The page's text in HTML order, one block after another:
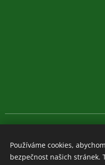
© 2011-2026, AKC
CZK Kč
Používáme cookies,
bezpečnost našich stránek.